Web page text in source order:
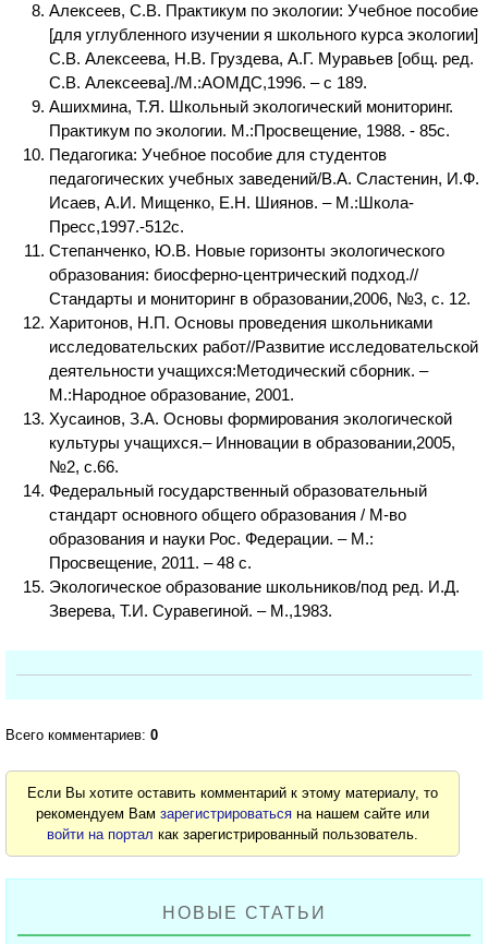
Алексеев, С.В. Практикум по экологии: Учебное пособие
[для углубленного изучении я школьного курса экологии]
С.В. Алексеева, Н.В. Груздева, А.Г. Муравьев [общ. ред.
С.В. Алексеева]./М.:АОМДС,1996. – с 189.
Ашихмина, Т.Я. Школьный экологический мониторинг.
Практикум по экологии. М.:Просвещение, 1988. - 85с.
Педагогика: Учебное пособие для студентов
педагогических учебных заведений/В.А. Сластенин, И.Ф.
Исаев, А.И. Мищенко, Е.Н. Шиянов. – М.:Школа-
Пресс,1997.-512с.
Степанченко, Ю.В. Новые горизонты экологического
образования: биосферно-центрический подход.//
Стандарты и мониторинг в образовании,2006, №3, с. 12.
Харитонов, Н.П. Основы проведения школьниками
исследовательских работ//Развитие исследовательской
деятельности учащихся:Методический сборник. –
М.:Народное образование, 2001.
Хусаинов, З.А. Основы формирования экологической
культуры учащихся.– Инновации в образовании,2005,
№2, с.66.
Федеральный государственный образовательный
стандарт основного общего образования / М-во
образования и науки Рос. Федерации. – М.:
Просвещение, 2011. – 48 с.
Экологическое образование школьников/под ред. И.Д.
Зверева, Т.И. Суравегиной. – М.,1983.
Всего комментариев: 0
Если Вы хотите оставить комментарий к этому материалу, то
рекомендуем Вамзарегистрироваться на нашем сайте или
войти на портал как зарегистрированный пользователь.
НОВЫЕ СТАТЬИ